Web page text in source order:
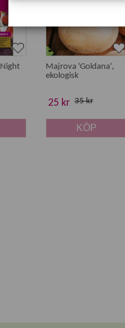
Majrova 'Goldana',
ekologisk
25 kr 35 kr
KÖP